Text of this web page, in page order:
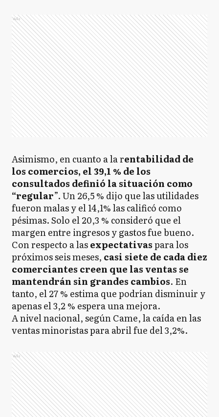
Ads
Asimismo, en cuanto a la rentabilidad de
los comercios, el 39,1 % de los
consultados definió la situación como
“regular”. Un 26,5 % dijo que las utilidades
fueron malas y el 14,1% las calificó como
pésimas. Solo el 20,3 % consideró que el
margen entre ingresos y gastos fue bueno.
Con respecto a lasexpectativaspara los
próximos seis meses, casi siete de cada diez
comerciantes creen que las ventas se
mantendrán sin grandes cambios. En
tanto, el 27 % estima que podrían disminuir y
apenas el 3,2 % espera una mejora.
A nivel nacional, según Came, la caída en las
ventas minoristas para abril fue del 3,2%.
Ads